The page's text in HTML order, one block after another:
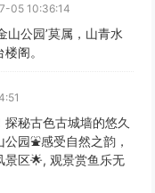
05 10:36:14
山公园’莫属，山青水
阁。
秘古色古城墙的悠久
园⛲️感受自然之韵，
区🌟, 观景赏鱼乐无